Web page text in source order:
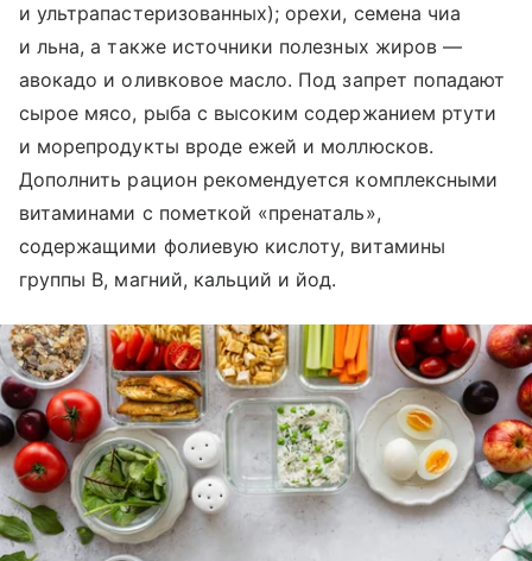
и ультрапастеризованных); орехи, семена чиа
и льна, а также источники полезных жиров —
авокадо и оливковое масло. Под запрет попадают
сырое мясо, рыба с высоким содержанием ртути
и морепродукты вроде ежей и моллюсков.
Дополнить рацион рекомендуется комплексными
витаминами с пометкой «пренаталь»,
содержащими фолиевую кислоту, витамины
группы B, магний, кальций и йод.